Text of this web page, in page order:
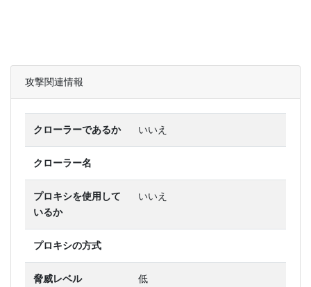
攻撃関連情報
クローラーであるか いいえ
クローラー名
プロキシを使用して
いるか
いいえ
プロキシの方式
脅威レベル 低